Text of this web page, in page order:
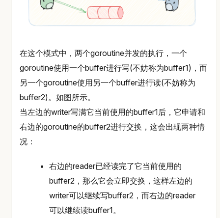
在这个模式中，两个goroutine并发的执行，一个
goroutine使用一个buffer进行写(不妨称为buffer1)，而
另一个goroutine使用另一个buffer进行读(不妨称为
buffer2)。如图所示。
当左边的writer写满它当前使用的buffer1后，它申请和
右边的goroutine的buffer2进行交换，这会出现两种情
况：
右边的reader已经读完了它当前使用的
buffer2，那么它会立即交换，这样左边的
writer可以继续写buffer2，而右边的reader
可以继续读buffer1。